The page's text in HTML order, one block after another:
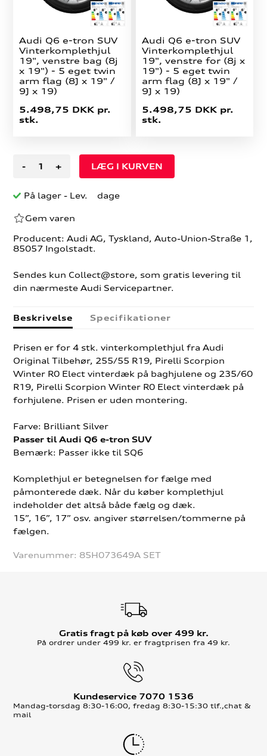
Audi Q6 e-tron SUV
Vinterkomplethjul
19", venstre bag (8j
x 19") - 5 eget twin
arm flag (8J x 19" /
9J x 19)
5.498,75 DKK pr.
stk.
Audi Q6 e-tron SUV
Vinterkomplethjul
19", venstre for (8j x
19") - 5 eget twin
arm flag (8J x 19" /
9J x 19)
5.498,75 DKK pr.
stk.
- +
På lager- Lev. dage
Gem varen
Producent: Audi AG, Tyskland, Auto-Union-Straße 1,
85057 Ingolstadt.
Sendes kun Collect@store, som gratis levering til
din nærmeste Audi Servicepartner.
Beskrivelse Specifikationer
Prisen er for 4 stk. vinterkomplethjul fra Audi
Original Tilbehør, 255/55 R19, Pirelli Scorpion
Winter R0 Elect vinterdæk på baghjulene og 235/60
R19, Pirelli Scorpion Winter R0 Elect vinterdæk på
forhjulene. Prisen er uden montering.
Farve: Brilliant Silver
Passer til Audi Q6 e-tron SUV
Bemærk: Passer ikke til SQ6
Komplethjul er betegnelsen for fælge med
påmonterede dæk. Når du køber komplethjul
indeholder det altså både fælg og dæk.
15”, 16”, 17” osv. angiver størrelsen/tommerne på
fælgen.
Varenummer: 85H073649A SET
Gratis fragt på køb over 499 kr.
På ordrer under 499 kr. er fragtprisen fra 49 kr.
Kundeservice 7070 1536
Mandag-torsdag 8:30-16:00, fredag 8:30-15:30 tlf.,chat &
mail